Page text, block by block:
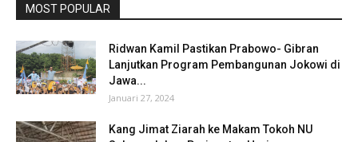
MOST POPULAR
Ridwan Kamil Pastikan Prabowo- Gibran
Lanjutkan Program Pembangunan Jokowi di
Jawa...
Januari 27, 2024
Kang Jimat Ziarah ke Makam Tokoh NU